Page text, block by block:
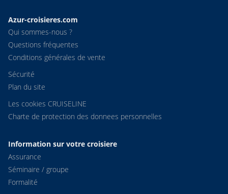
Azur-croisieres.com
Qui sommes-nous ?
Questions fréquentes
Conditions générales de vente
Sécurité
Plan du site
Les cookies CRUISELINE
Charte de protection des donnees personnelles
Information sur votre croisiere
Assurance
Séminaire / groupe
Formalité